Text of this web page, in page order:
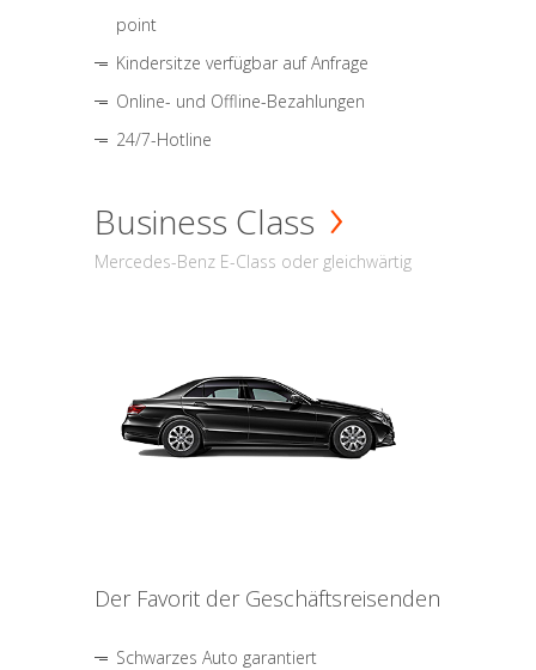
point
Kindersitze verfügbar auf Anfrage
Online- und Offline-Bezahlungen
24/7-Hotline
Business Class
Mercedes-Benz E-Class oder gleichwärtig
Der Favorit der Geschäftsreisenden
Schwarzes Auto garantiert